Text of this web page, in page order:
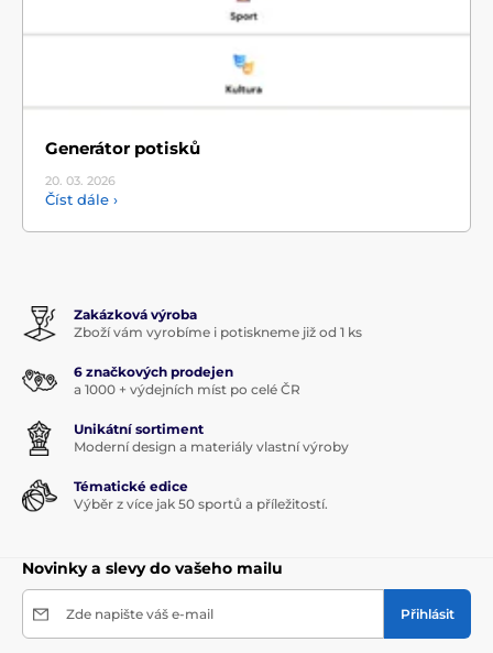
Generátor potisků
20. 03. 2026
Číst dále ›
Zakázková výroba
Zboží vám vyrobíme i potiskneme již od 1 ks
6 značkových prodejen
a 1000 + výdejních míst po celé ČR
Unikátní sortiment
Moderní design a materiály vlastní výroby
Tématické edice
Výběr z více jak 50 sportů a příležitostí.
Novinky a slevy do vašeho mailu
Zde napište váš e-mail Přihlásit